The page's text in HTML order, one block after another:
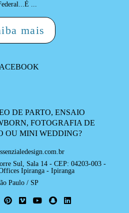
...
mais
DE PARTO, ENSAIO
FOTOGRAFIA DE
OU MINI WEDDING?
Sul, Sala 14 - CEP: 04203-003 -
Ipiranga - Ipiranga
Paulo / SP